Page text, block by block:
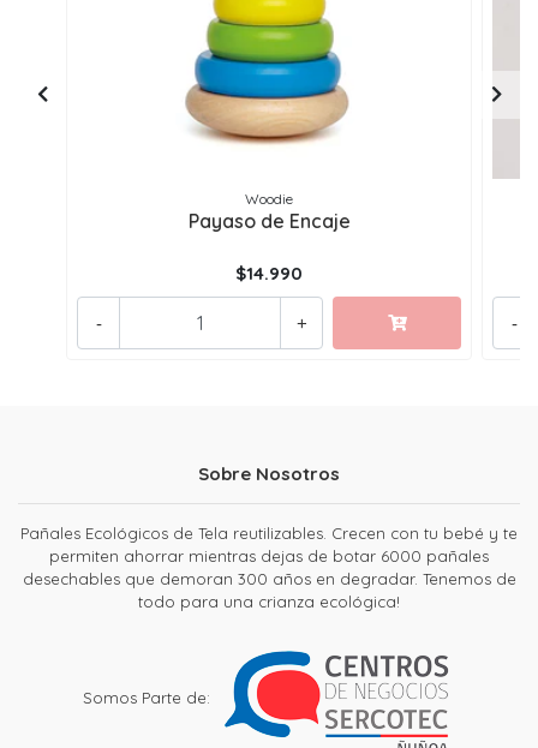
Woodie
Payaso de Encaje
$14.990
+
- -
Sobre Nosotros
Pañales Ecológicos de Tela reutilizables. Crecen con tu bebé y te
permiten ahorrar mientras dejas de botar 6000 pañales
desechables que demoran 300 años en degradar. Tenemos de
todo para una crianza ecológica!
Somos Parte de: